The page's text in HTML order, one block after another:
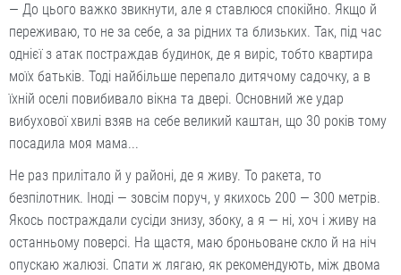
— До цього важко звикнути, але я ставлюся спокійно. Якщо й
переживаю, то не за себе, а за рідних та близьких. Так, під час
однієї з атак постраждав будинок, де я виріс, тобто квартира
моїх батьків. Тоді найбільше перепало дитячому садочку, а в
їхній оселі повибивало вікна та двері. Основний же удар
вибухової хвилі взяв на себе великий каштан, що 30 років тому
посадила моя мама...
Не раз прилітало й у районі, де я живу. То ракета, то
безпілотник. Іноді — зовсім поруч, у якихось 200 — 300 метрів.
Якось постраждали сусіди знизу, збоку, а я — ні, хоч і живу на
останньому поверсі. На щастя, маю броньоване скло й на ніч
опускаю жалюзі. Спати ж лягаю, як рекомендують, між двома